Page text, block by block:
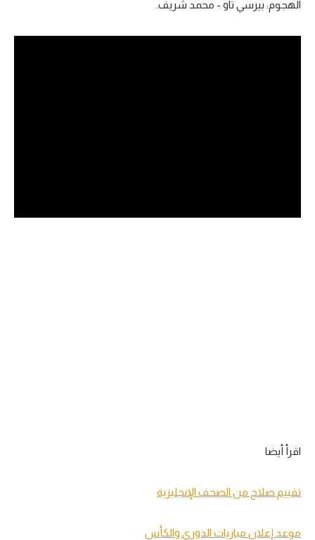
الهجوم: بيرسي تاو - محمد شريف.
اقرأ أيضا
تقييم صلاح من الصحف الإنجليزية
موعد إعلان مباريات الدوري والكأس